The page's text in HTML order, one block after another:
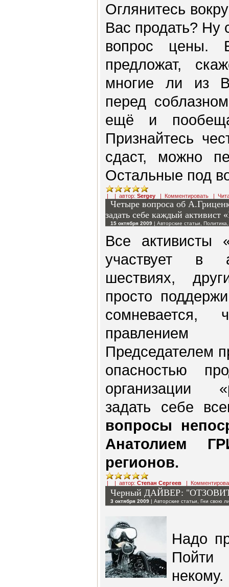
Оглянитесь
Вас продать? Ну
вопрос цены.
предложат,
многие ли из
перед
ещё и
Признайтесь
сдаст, можно
Остальные под
| | автор: Sergey | Комментировать |
Четыре вопроса об
задать себе каждый
15 октября 2009 | Авторские статьи Политика
Все активисты
участвует в
шествиях,
просто
сомневается,
Председателем
опасностью
организации
задать себе
вопросы
Анатолием
регионов.
| | автор: Степан Сергеев |
Черный ДАЙВЕР:
3 октября 2009 | Авторские статьи Гни свою
Надо
Пойти